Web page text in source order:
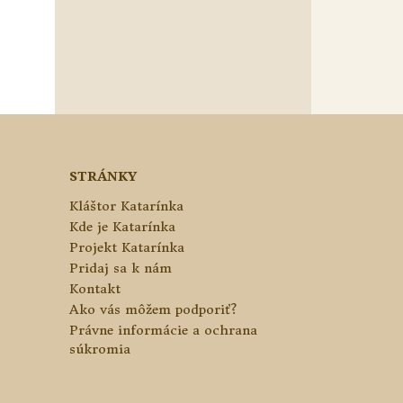
STRÁNKY
Kláštor Katarínka
Kde je Katarínka
Projekt Katarínka
Pridaj sa k nám
Kontakt
Ako vás môžem podporiť?
Právne informácie a ochrana
súkromia